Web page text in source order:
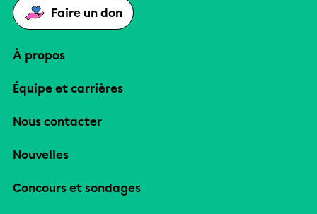
Faire un don
À propos
Équipe et carrières
Nous contacter
Nouvelles
Concours et sondages